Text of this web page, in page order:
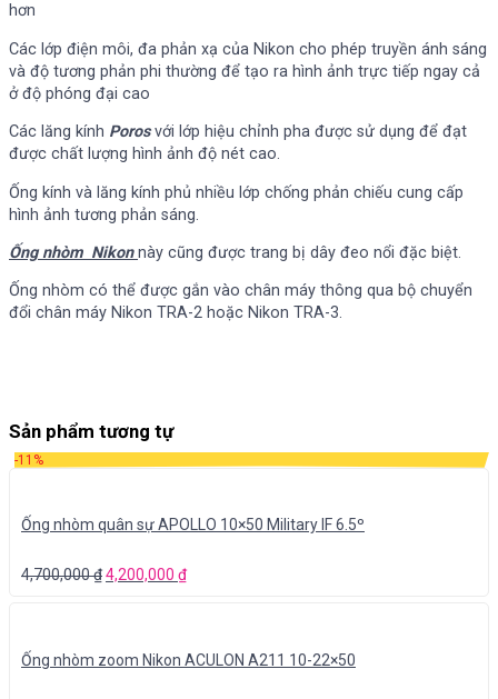
hơn
Các lớp điện môi, đa phản xạ của Nikon cho phép truyền ánh sáng
và độ tương phản phi thường để tạo ra hình ảnh trực tiếp ngay cả
ở độ phóng đại cao
Các lăng kính Porosvới lớp hiệu chỉnh pha được sử dụng để đạt
được chất lượng hình ảnh độ nét cao.
Ống kính và lăng kính phủ nhiều lớp chống phản chiếu cung cấp
hình ảnh tương phản sáng.
Ống nhòm Nikonnày cũng được trang bị dây đeo nổi đặc biệt.
Ống nhòm có thể được gắn vào chân máy thông qua bộ chuyển
đổi chân máy Nikon TRA-2 hoặc Nikon TRA-3.
Sản phẩm tương tự
-11%
Ống nhòm quân sự APOLLO 10×50 Military IF 6.5º
4,700,000₫4,200,000 ₫
Ống nhòm zoom Nikon ACULON A211 10-22×50